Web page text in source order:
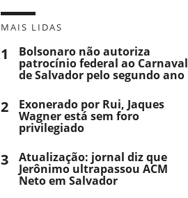
MAIS LIDAS
1 Bolsonaro não autoriza
patrocínio federal ao Carnaval
de Salvador pelo segundo ano
2 Exonerado por Rui, Jaques
Wagner está sem foro
privilegiado
3 Atualização: jornal diz que
Jerônimo ultrapassou ACM
Neto em Salvador